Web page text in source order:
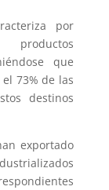
por
que
73% de las
destinos
exportado